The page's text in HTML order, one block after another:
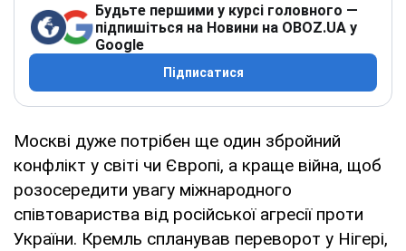
Будьте першими у курсі головного —
підпишіться на Новини на OBOZ.UA у
Google
Підписатися
Москві дуже потрібен ще один збройний
конфлікт у світі чи Європі, а краще війна, щоб
розосередити увагу міжнародного
співтовариства від російської агресії проти
України. Кремль спланував переворот у Нігері,